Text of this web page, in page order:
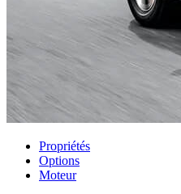
Propriétés
Options
Moteur